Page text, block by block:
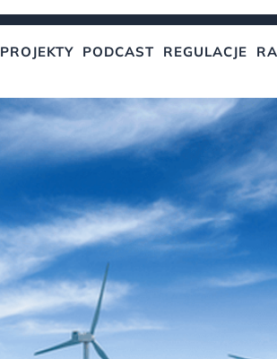
PROJEKTY PODCAST REGULACJE